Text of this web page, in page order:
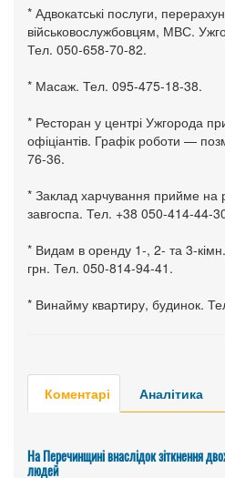
* Адвокатські послуги,
військовослужбовцям, МВС.
Тел. 050-658-70-82.
* Масаж. Тел. 095-475-18-38.
* Ресторан у центрі Ужгорода
офіціантів. Графік роботи —
76-36.
* Заклад харчування прийме на
завгоспа. Тел. +38 050-414-44-
* Видам в оренду 1-, 2- та 3-
грн. Тел. 050-814-94-41.
* Винайму квартиру, будинок.
Коментарі Аналітика
На Перечинщині внаслідок зіткнення
людей